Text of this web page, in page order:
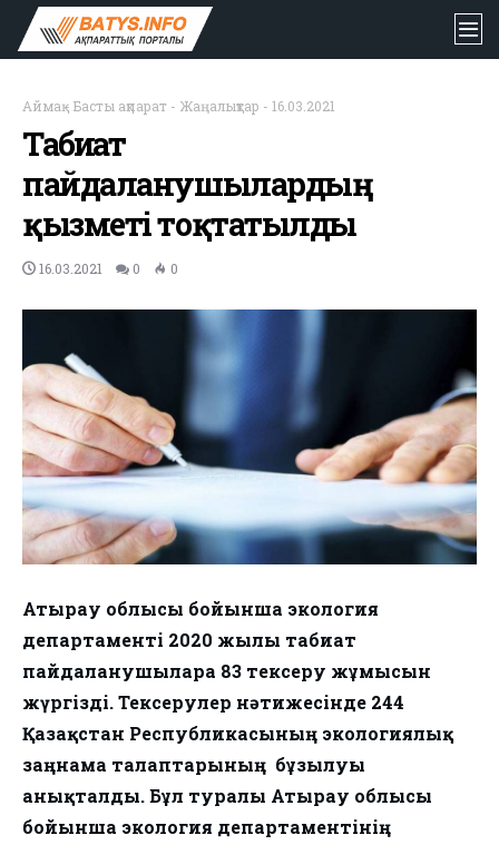
Аймақ- Басты ақпарат - Жаңалықтар - 16.03.2021
Табиғат
пайдаланушылардың
қызметі тоқтатылды
16.03.2021 0 0
Атырау облысы бойынша экология
департаменті 2020 жылы табиғат
пайдаланушыларға 83 тексеру жұмысын
жүргізді. Тексерулер нәтижесінде 244
Қазақстан Республикасының экологиялық
заңнама талаптарының бұзылуы
анықталды. Бұл туралы Атырау облысы
бойынша экология департаментінің